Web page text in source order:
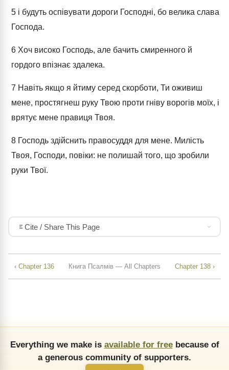
5 і будуть оспівувати дороги Господні, бо велика слава
Господа.
6 Хоч високо Господь, але бачить смиренного й
гордого впізнає здалека.
7 Навіть якщо я йтиму серед скорботи, Ти оживиш
мене, простягнеш руку Твою проти гніву ворогів моїх, і
врятує мене правиця Твоя.
8 Господь здійснить правосуддя для мене. Милість
Твоя, Господи, повіки: не полишай того, що зробили
руки Твої.
Cite / Share This Page
‹ Chapter 136 Книга Псалмів — All Chapters Chapter 138 ›
Everything we make is available for freebecause of
a generous community of supporters.